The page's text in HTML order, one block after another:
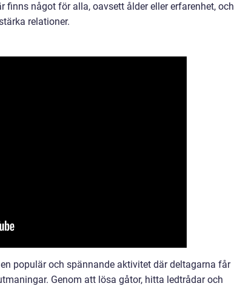
finns något för alla, oavsett ålder eller erfarenhet, och
relationer.
populär och spännande aktivitet där deltagarna får
Genom att lösa gåtor, hitta ledtrådar och